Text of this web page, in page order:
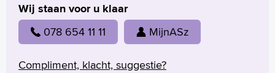
Wij staan voor u klaar
078 654 11 11 MijnASz
Compliment, klacht, suggestie?